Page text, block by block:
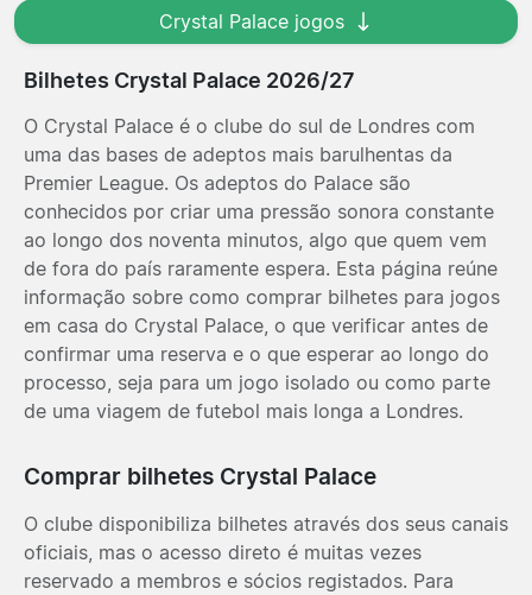
Crystal Palace jogos
Bilhetes Crystal Palace 2026/27
O Crystal Palace é o clube do sul de Londres com
uma das bases de adeptos mais barulhentas da
Premier League. Os adeptos do Palace são
conhecidos por criar uma pressão sonora constante
ao longo dos noventa minutos, algo que quem vem
de fora do país raramente espera. Esta página reúne
informação sobre como comprar bilhetes para jogos
em casa do Crystal Palace, o que verificar antes de
confirmar uma reserva e o que esperar ao longo do
processo, seja para um jogo isolado ou como parte
de uma viagem de futebol mais longa a Londres.
Comprar bilhetes Crystal Palace
O clube disponibiliza bilhetes através dos seus canais
oficiais, mas o acesso direto é muitas vezes
reservado a membros e sócios registados. Para